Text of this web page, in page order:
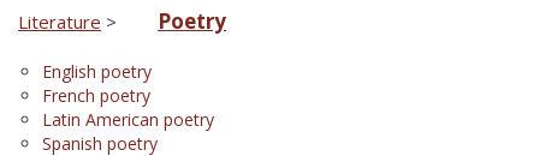
Literature > Poetry
English poetry
French poetry
Latin American poetry
Spanish poetry